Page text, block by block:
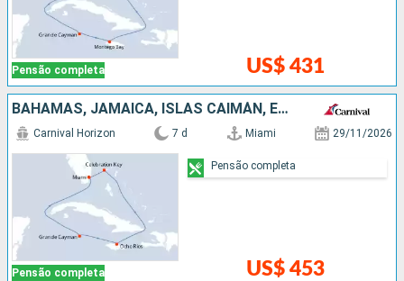
Pensão completa US$ 431
BAHAMAS, JAMAICA, ISLAS CAIMÁN, ESTADOS UNIDOS
Pensão completa
Carnival Horizon 7 d Miami 29/11/2026
US$ 453
Pensão completa